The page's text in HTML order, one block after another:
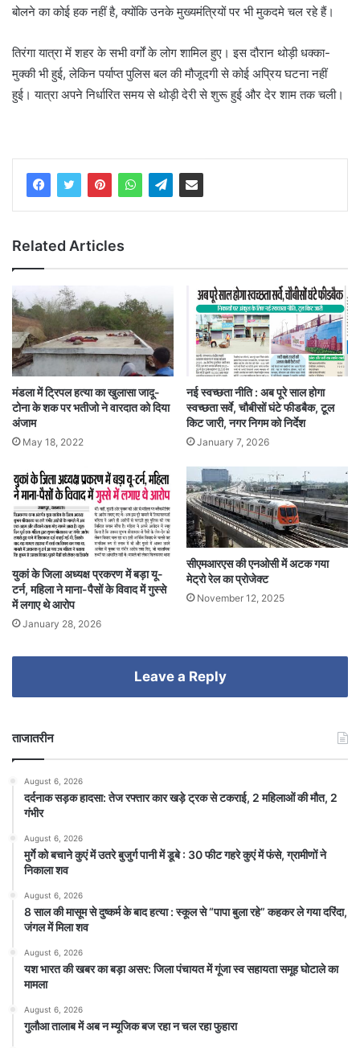
बोलने का कोई हक नहीं है, क्योंकि उनके मुख्यमंत्रियों पर भी मुकदमे चल रहे हैं।
तिरंगा यात्रा में शहर के सभी वर्गों के लोग शामिल हुए। इस दौरान थोड़ी धक्का-
मुक्की भी हुई, लेकिन पर्याप्त पुलिस बल की मौजूदगी से कोई अप्रिय घटना नहीं
हुई। यात्रा अपने निर्धारित समय से थोड़ी देरी से शुरू हुई और देर शाम तक चली।
Related Articles
मंडला में ट्रिपल हत्या का खुलासा जादू-
टोना के शक पर भतीजो ने वारदात को दिया
अंजाम
May 18, 2022
नई स्वच्छता नीति : अब पूरे साल होगा
स्वच्छता सर्वे, चौबीसों घंटे फीडबैक, टूल
किट जारी, नगर निगम को निर्देश
January 7, 2026
युकां के जिला अध्यक्ष प्रकरण में बड़ा यू-
टर्न, महिला ने माना-पैसों के विवाद में गुस्से
में लगाए थे आरोप
January 28, 2026
सीएमआरएस की एनओसी में अटक गया
मेट्रो रेल का प्रोजेक्ट
November 12, 2025
Leave a Reply
ताजातरीन
August 6, 2026
दर्दनाक सड़क हादसा: तेज रफ्तार कार खड़े ट्रक से टकराई, 2 महिलाओं की मौत, 2
गंभीर
August 6, 2026
मुर्गे को बचाने कुएं में उतरे बुजुर्ग पानी में डूबे : 30 फीट गहरे कुएं में फंसे, ग्रामीणों ने
निकाला शव
August 6, 2026
8 साल की मासूम से दुष्कर्म के बाद हत्या : स्कूल से “पापा बुला रहे” कहकर ले गया दरिंदा,
जंगल में मिला शव
August 6, 2026
यश भारत की खबर का बड़ा असर: जिला पंचायत में गूंजा स्व सहायता समूह घोटाले का
मामला
August 6, 2026
गुलौआ तालाब में अब न म्यूजिक बज रहा न चल रहा फुहारा